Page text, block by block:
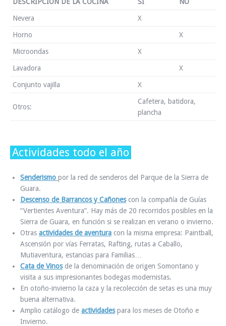
Nevera X
Horno X
Microondas X
Lavadora X
Conjunto vajilla X
Otros:
Cafetera, batidora,
plancha
Actividades todo el año
Senderismo por la red de senderos del Parque de la Sierra de
Guara.
Descenso de Barrancos y Cañonescon la compañía de Guías
“Vertientes Aventura”. Hay más de 20 recorridos posibles en la
Sierra de Guara, en función si se realizan en verano o invierno.
Otras actividades de aventura con la misma empresa: Paintball,
Ascensión por vías Ferratas, Rafting, rutas a Caballo,
Mutiaventura, estancias para Familias…
Cata de Vinosde la denominación de origen Somontano y
visita a sus impresionantes bodegas modernistas.
En otoño-invierno la caza y la recolección de setas es una muy
buena alternativa.
Amplio catálogo de actividadespara los meses de Otoño e
Invierno.